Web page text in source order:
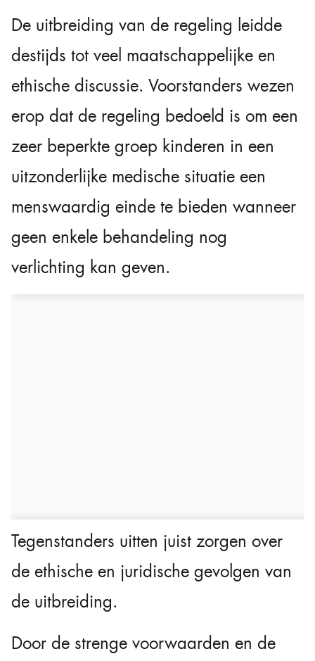
De uitbreiding van de regeling leidde
destijds tot veel maatschappelijke en
ethische discussie. Voorstanders wezen
erop dat de regeling bedoeld is om een
zeer beperkte groep kinderen in een
uitzonderlijke medische situatie een
menswaardig einde te bieden wanneer
geen enkele behandeling nog
verlichting kan geven.
Tegenstanders uitten juist zorgen over
de ethische en juridische gevolgen van
de uitbreiding.
Door de strenge voorwaarden en de